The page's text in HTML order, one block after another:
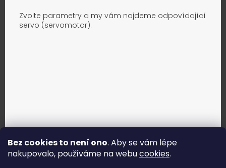
Bez cookies to není ono. Aby se vám lépe
nakupovalo, používáme na webucookies.
Zvolte parametry a my vám najdeme odpovídající
servo (servomotor).